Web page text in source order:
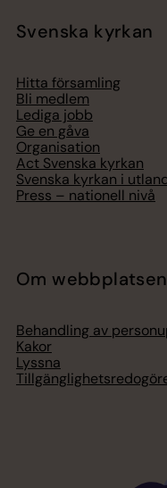
Svenska kyrkan
Hitta församling
Bli medlem
Lediga jobb
Ge en gåva
Organisation
Act Svenska kyrkan
Svenska kyrkan i
Press – nationell nivå
Om webbplatsen
Behandling av
Kakor
Lyssna